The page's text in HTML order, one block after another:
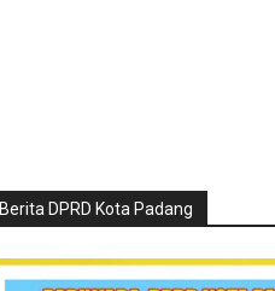
Berita DPRD Kota Padang